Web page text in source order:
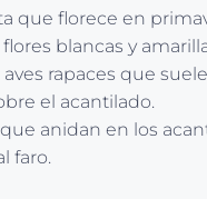
que florece en
blancas y
aves rapaces que
el acantilado.
que anidan en los
faro.